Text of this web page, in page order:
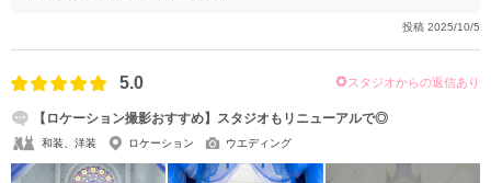
投稿 2025/10/5
5.0 スタジオからの返信あり
【ロケーション撮影おすすめ】スタジオもリニューアルで◎
和装、洋装 ロケーション ウエディング